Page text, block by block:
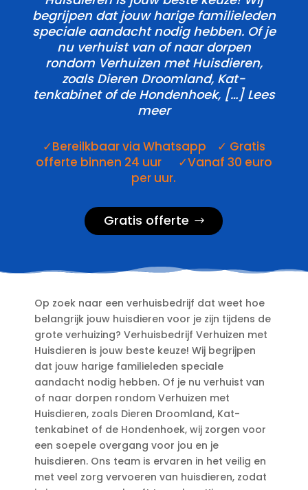
begrijpen dat jouw harige familieleden
speciale aandacht nodig hebben.​ Of je
nu verhuist van of naar dorpen
rondom Verhuizen met Huisdieren,
zoals Dieren Droomland, Kat-
tenkabinet of de Hondenhoek, […] Lees
meer
✓Bereilkbaar via Whatsapp ✓ Gratis
offerte binnen 24 uur ✓Vanaf 30 euro
per uur.
Gratis offerte
Op zoek naar een verhuisbedrijf dat weet hoe
belangrijk jouw huisdieren voor je zijn tijdens de
grote verhuizing? Verhuisbedrijf Verhuizen met
Huisdieren is jouw beste keuze! Wij begrijpen
dat jouw harige familieleden speciale
aandacht nodig hebben.​ Of je nu verhuist van
of naar dorpen rondom Verhuizen met
Huisdieren, zoals Dieren Droomland, Kat-
tenkabinet of de Hondenhoek, wij zorgen voor
een soepele overgang voor jou en je
huisdieren.​ Ons team is ervaren in het veilig en
met veel zorg vervoeren van huisdieren, zodat